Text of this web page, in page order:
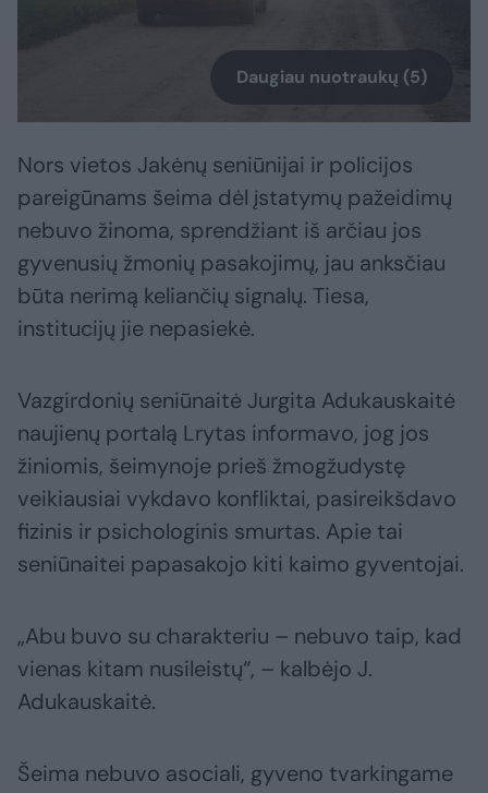
Daugiau nuotraukų (5)
Nors vietos Jakėnų seniūnijai ir policijos
pareigūnams šeima dėl įstatymų pažeidimų
nebuvo žinoma, sprendžiant iš arčiau jos
gyvenusių žmonių pasakojimų, jau anksčiau
būta nerimą keliančių signalų. Tiesa,
institucijų jie nepasiekė.
Vazgirdonių seniūnaitė Jurgita Adukauskaitė
naujienų portalą Lrytas informavo, jog jos
žiniomis, šeimynoje prieš žmogžudystę
veikiausiai vykdavo konfliktai, pasireikšdavo
fizinis ir psichologinis smurtas. Apie tai
seniūnaitei papasakojo kiti kaimo gyventojai.
„Abu buvo su charakteriu – nebuvo taip, kad
vienas kitam nusileistų“, – kalbėjo J.
Adukauskaitė.
Šeima nebuvo asociali, gyveno tvarkingame